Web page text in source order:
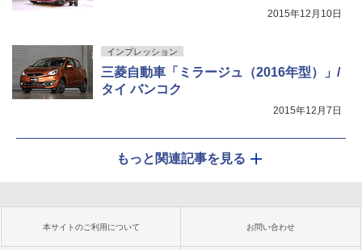
2015年12月10日
インプレッション
三菱自動車「ミラージュ（2016年型）」/
タイ バンコク
2015年12月7日
もっと関連記事を見る
本サイトのご利用について お問い合わせ